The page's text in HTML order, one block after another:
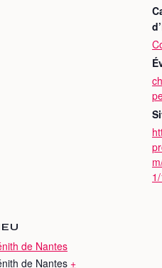
de Nantes
de Nantes +